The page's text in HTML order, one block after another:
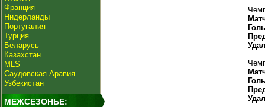
Франция
Нидерланды
Португалия
Турция
Беларусь
Казахстан
MLS
Саудовская Аравия
Узбекистан
МЕЖСЕЗОНЬЕ: